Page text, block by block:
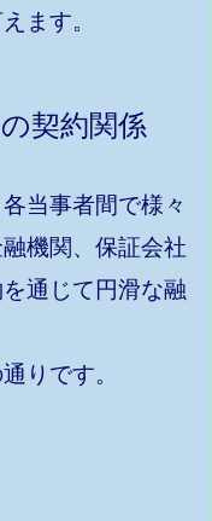
ます。
契約関係
当事者間で様々
機関、保証会社
通じて円滑な融
りです。